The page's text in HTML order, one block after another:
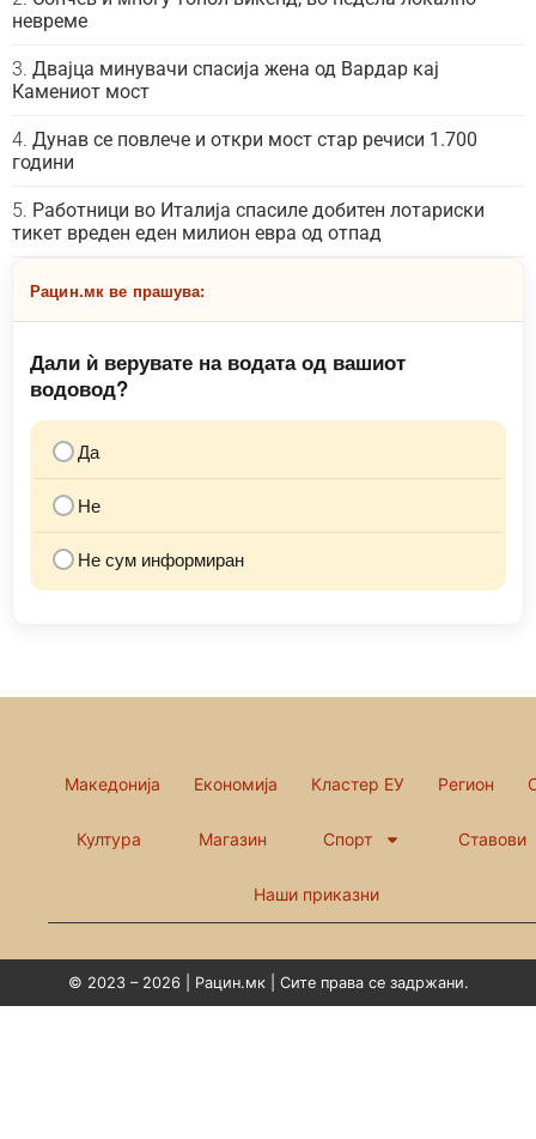
невреме
Двајца минувачи спасија жена од Вардар кај
Камениот мост
Дунав се повлече и откри мост стар речиси 1.700
години
Работници во Италија спасиле добитен лотариски
тикет вреден еден милион евра од отпад
Рацин.мк ве прашува:
Дали ѝ верувате на водата од вашиот
водовод?
Да
Не
Не сум информиран
Македонија Економија Кластер ЕУ Регион
Култура Магазин Спорт Ставови
Наши приказни
© 2023 – 2026 | Рацин.мк | Сите права се задржани.